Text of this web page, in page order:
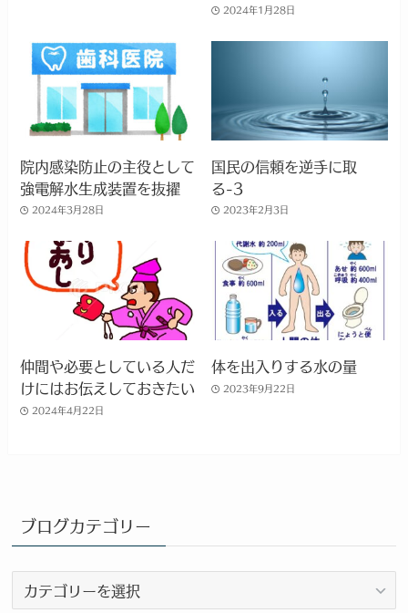
2024年1月28日
院内感染防止の主役として
強電解水生成装置を抜擢
2024年3月28日
国民の信頼を逆手に取
る-3
2023年2月3日
仲間や必要としている人だ
けにはお伝えしておきたい
2024年4月22日
体を出入りする水の量
2023年9月22日
ブログカテゴリー
ロ